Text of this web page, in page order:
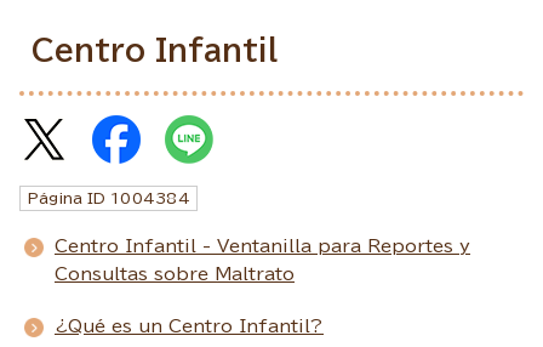
Centro Infantil
Página ID 1004384
Centro Infantil - Ventanilla para Reportes y
Consultas sobre Maltrato
¿Qué es un Centro Infantil?